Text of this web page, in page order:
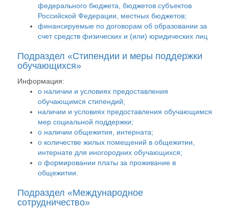
федерального бюджета, бюджетов субъектов
Российской Федерации, местных бюджетов;
финансируемые по договорам об образовании за
счет средств физических и (или) юридических лиц
Подраздел «Стипендии и меры поддержки
обучающихся»
Информация:
о наличии и условиях предоставления
обучающимся стипендий;
наличии и условиях предоставления обучающимся
мер социальной поддержки;
о наличии общежития, интерната;
о количестве жилых помещений в общежитии,
интернате для иногородних обучающихся;
о формировании платы за проживание в
общежитии.
Подраздел «Международное
сотрудничество»